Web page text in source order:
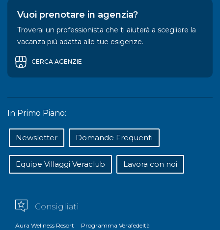
Vuoi prenotare in agenzia?
Troverai un professionista che ti aiuterà a scegliere la
vacanza più adatta alle tue esigenze.
CERCA AGENZIE
In Primo Piano:
Newsletter Domande Frequenti
Equipe Villaggi Veraclub Lavora con noi
Consigliati
Aura Wellness Resort Programma Verafedeltà